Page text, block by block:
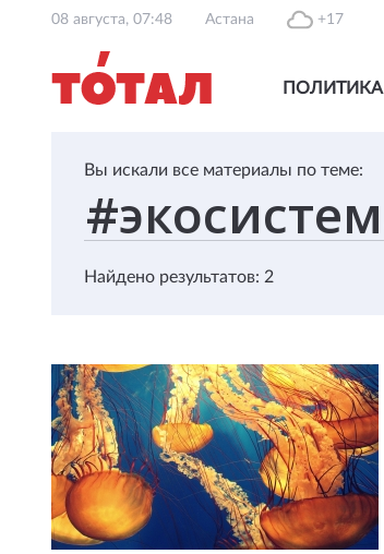
08 августа, 07:48 Астана +17
ПОЛИТИКА
Вы искали все материалы по теме:
Найдено результатов: 2